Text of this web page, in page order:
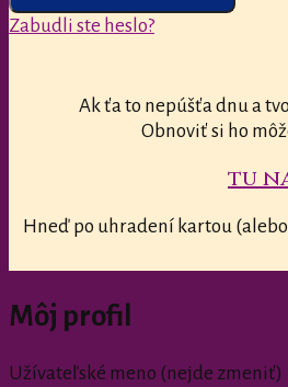
Zabudli ste heslo?
Ak ťa to nepúšťa dnu a
Obnoviť si ho
tu
Hneď po uhradení kartou
Môj profil
Užívateľské meno (nejde zmeniť)